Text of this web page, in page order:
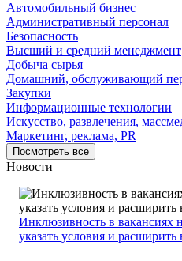
Автомобильный бизнес
Административный персонал
Безопасность
Высший и средний менеджмент
Добыча сырья
Домашний, обслуживающий
Закупки
Информационные технологии
Искусство, развлечения,
Маркетинг, реклама, PR
Посмотреть все
Новости
Инклюзивность в вакансиях
указать условия и